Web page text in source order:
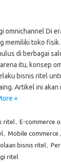
omnichannel Di
memiliki toko
di berbagai
itu, konsep
bisnis ritel
Artikel ini
»
ritel, E-commerce
, Mobile commerce ,
bisnis ritel,
ritel